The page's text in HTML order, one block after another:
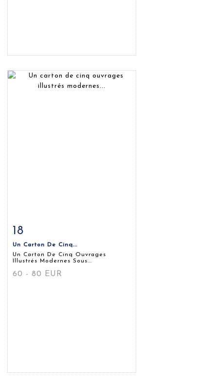
Fiche détaillée
18
Un Carton De Cinq...
Un Carton De Cinq Ouvrages
Illustrés Modernes Sous...
60 - 80 EUR